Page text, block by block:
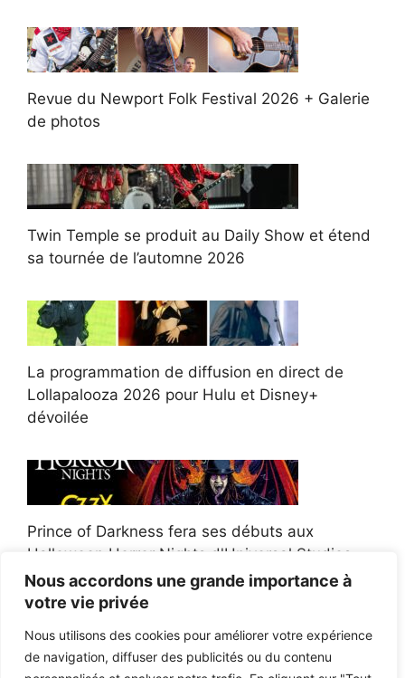
Nous accordons une grande importance à
votre vie privée
Nous utilisons des cookies pour améliorer votre expérience
de navigation, diffuser des publicités ou du contenu
Revue du Newport Folk Festival 2026 + Galerie
de photos
Twin Temple se produit au Daily Show et étend
sa tournée de l’automne 2026
La programmation de diffusion en direct de
Lollapalooza 2026 pour Hulu et Disney+
dévoilée
Prince of Darkness fera ses débuts aux
Halloween Horror Nights d'Universal Studios
Afroman poursuit un policier de l'Ohio après la